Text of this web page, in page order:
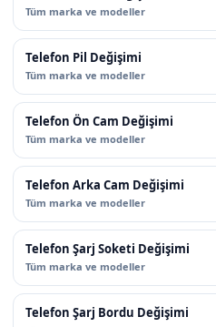
Tüm marka ve modeller
Telefon Pil Değişimi
Tüm marka ve modeller
Telefon Ön Cam Değişimi
Tüm marka ve modeller
Telefon Arka Cam Değişimi
Tüm marka ve modeller
Telefon Şarj Soketi Değişimi
Tüm marka ve modeller
Telefon Şarj Bordu Değişimi